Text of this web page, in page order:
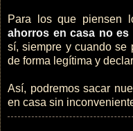
Para los que piensen
ahorros en casa no es
sí, siempre y cuando se
de forma legítima y
Así, podremos sacar
en casa sin